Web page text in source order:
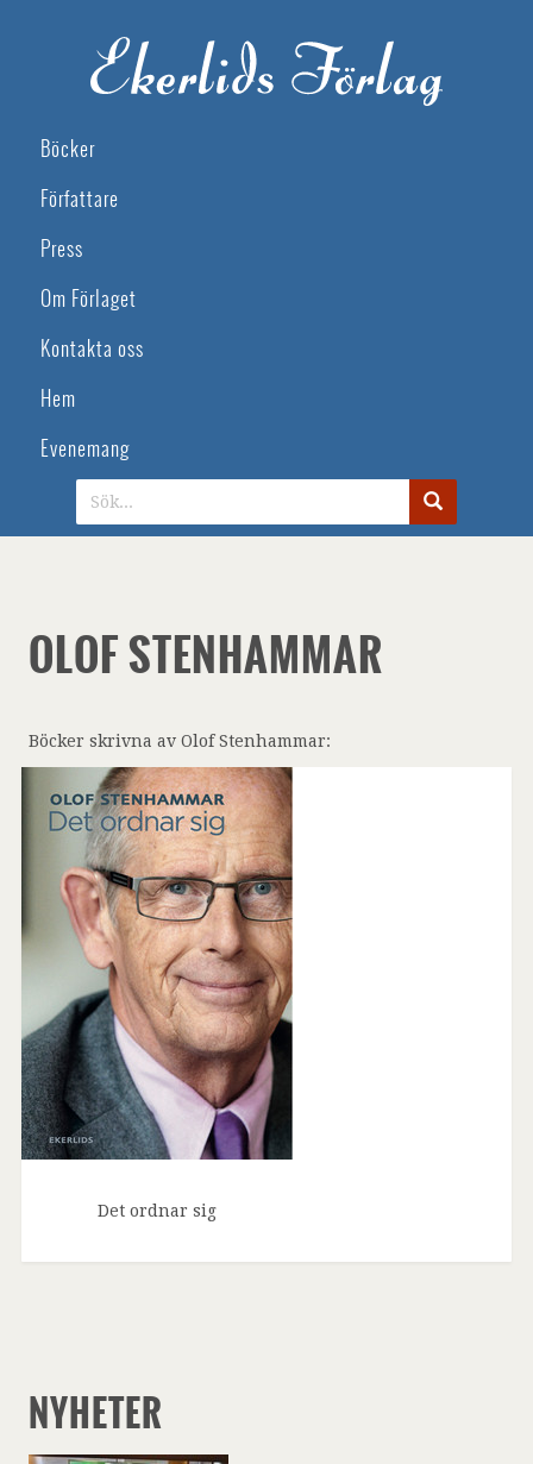
Böcker
Författare
Press
Om Förlaget
Kontakta oss
Hem
Evenemang
OLOF STENHAMMAR
Böcker skrivna av Olof Stenhammar:
Det ordnar sig
NYHETER